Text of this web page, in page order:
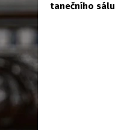
tanečního sálu